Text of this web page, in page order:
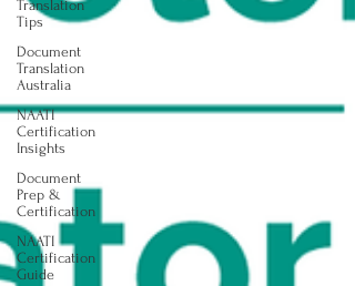
Translation
Tips
Document
Translation
Australia
NAATI
Certification
Insights
Document
Prep &
Certification
NAATI
Certification
Guide